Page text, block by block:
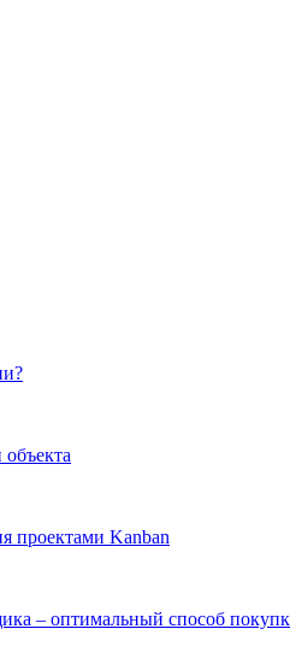
проектами Kanban
– оптимальный способ